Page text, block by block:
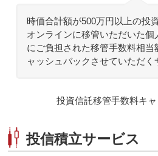
移管手数料
時価合計額が500万円以上の投
オンラインに移管いただいた個
にご負担された移管手数料相当
ャッシュバックさせていただく
投資信託移管手数料キ
投信積立サービス